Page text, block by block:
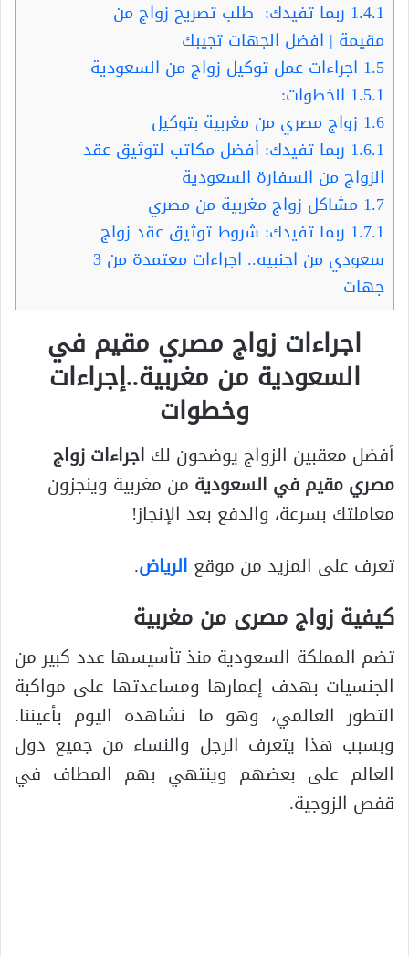
1.4.1 ربما تفيدك: طلب تصريح زواج من
مقيمة | افضل الجهات تجيبك
1.5 اجراءات عمل توكيل زواج من السعودية
1.5.1 الخطوات:
1.6 زواج مصري من مغربية بتوكيل
1.6.1 ربما تفيدك: أفضل مكاتب لتوثيق عقد
الزواج من السفارة السعودية
1.7 مشاكل زواج مغربية من مصري
1.7.1 ربما تفيدك: شروط توثيق عقد زواج
سعودي من اجنبيه.. اجراءات معتمدة من 3
جهات
اجراءات زواج مصري مقيم في
السعودية من مغربية..إجراءات
وخطوات
أفضل معقبين الزواج يوضحون لك اجراءات زواج
مصري مقيم في السعودية من مغربية وينجزون
معاملتك بسرعة، والدفع بعد الإنجاز!
تعرف على المزيد من موقع الرياض.
كيفية زواج مصرى من مغربية
تضم المملكة السعودية منذ تأسيسها عدد كبير من
الجنسيات بهدف إعمارها ومساعدتها على مواكبة
التطور العالمي، وهو ما نشاهده اليوم بأعيننا.
وبسبب هذا يتعرف الرجل والنساء من جميع دول
العالم على بعضهم وينتهي بهم المطاف في
قفص الزوجية.